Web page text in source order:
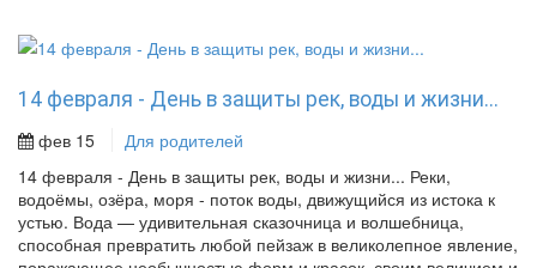
14 февраля - День в защиты рек, воды и жизни...
фев 15
Для родителей
14 февраля - День в защиты рек, воды и жизни... Реки,
водоёмы, озёра, моря - поток воды, движущийся из истока к
устью. Вода — удивительная сказочница и волшебница,
способная превратить любой пейзаж в великолепное явление,